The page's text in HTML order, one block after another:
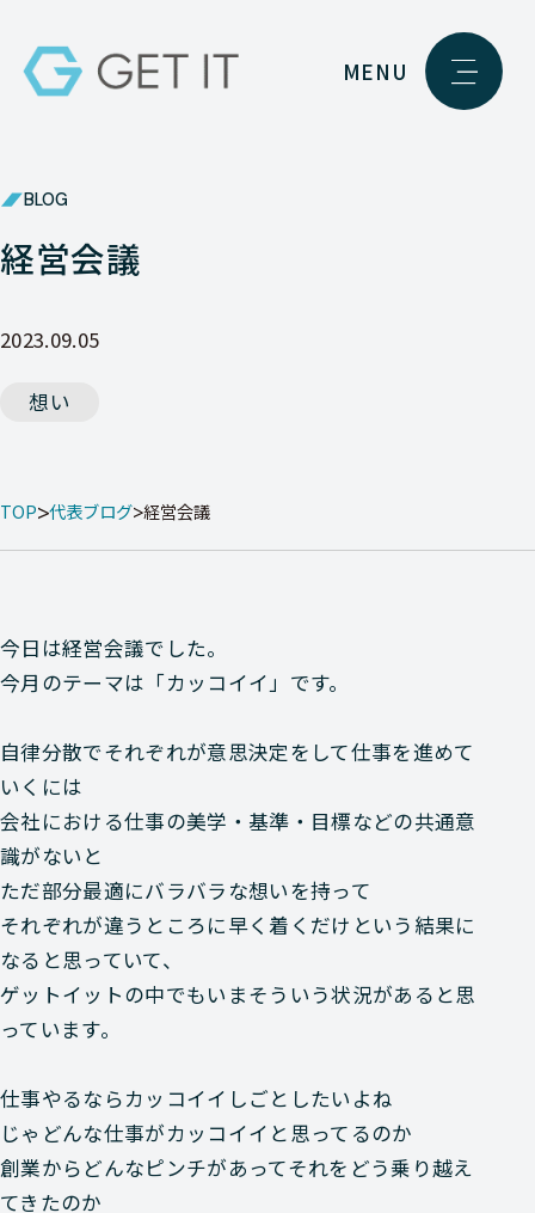
MENU
BLOG
経営会議
2023.09.05
想い
TOP 代表ブログ 経営会議
今日は経営会議でした。
今月のテーマは「カッコイイ」です。
自律分散でそれぞれが意思決定をして仕事を進めて
いくには
会社における仕事の美学・基準・目標などの共通意
識がないと
ただ部分最適にバラバラな想いを持って
それぞれが違うところに早く着くだけという結果に
なると思っていて、
ゲットイットの中でもいまそういう状況があると思
っています。
仕事やるならカッコイイしごとしたいよね
じゃどんな仕事がカッコイイと思ってるのか
創業からどんなピンチがあってそれをどう乗り越え
てきたのか